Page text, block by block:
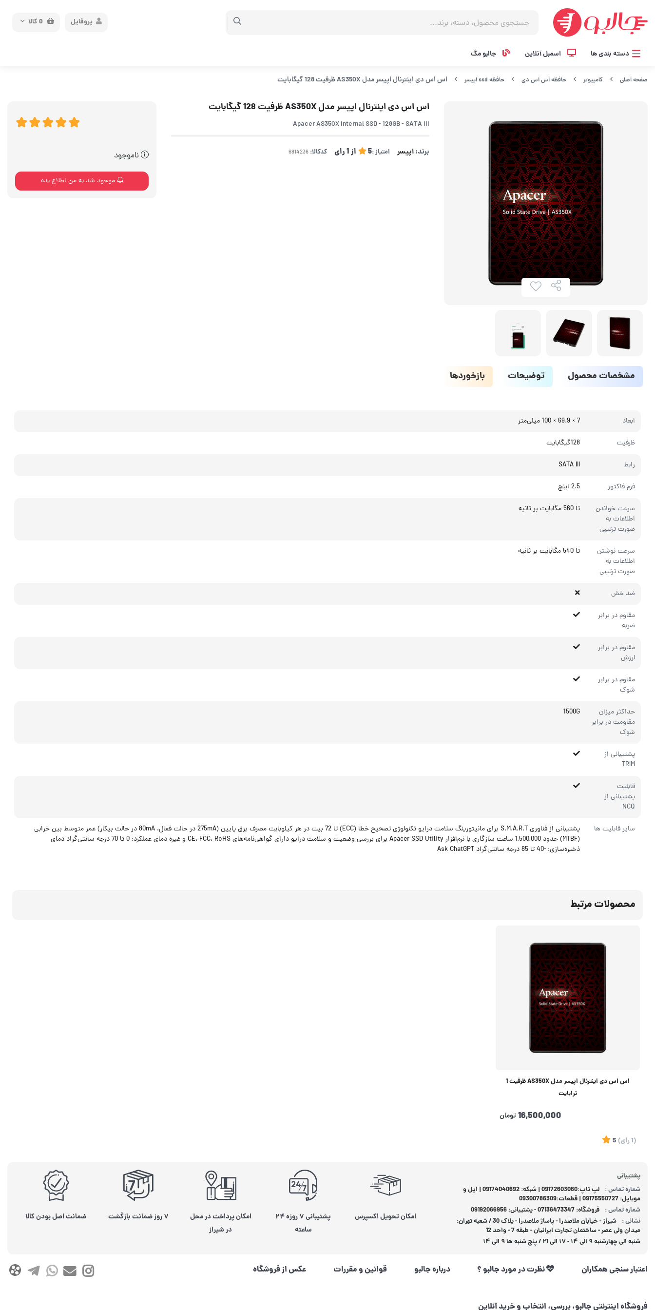
0کالا پروفایل
دسته بندی ها اسمبل آنلاین جالبو مگ
صفحه اصلی کامپیوتر حافظه اس اس دی حافظه ssd اپیسر اس اس دی اینترنال اپیسر مدل AS350X ظرفیت 128 گیگابایت
اس اس دی اینترنال اپیسر مدل AS350X ظرفیت 128 گیگابایت
Apacer AS350X Internal SSD - 128GB - SATA III
برند:اپیسر امتیاز :5 از1رای کدکالا: ناموجود
موجود شد به من اطلاع بده
مشخصات محصول توضیحات بازخوردها
ابعاد 7 × 69.9 × 100 میلی‌متر
ظرفیت 128گیگابایت
رابط SATA III
فرم فاکتور 2.5 اینچ
سرعت خواندن
اطلاعات به
صورت ترتیبی
تا 560 مگابایت بر ثانیه
سرعت نوشتن
اطلاعات به
صورت ترتیبی
تا 540 مگابایت بر ثانیه
ضد خش
مقاوم در برابر
ضربه
مقاوم در برابر
لرزش
مقاوم در برابر
شوک
حداکثر میزان
مقاومت در برابر
شوک
1500G
پشتیبانی از
TRIM
قابلیت
پشتیبانی از
NCQ
سایر قابلیت ها
پشتیبانی از فناوری S.M.A.R.T برای مانیتورینگ سلامت درایو تکنولوژی تصحیح خطا (ECC) تا 72 بیت در هر کیلوبایت مصرف برق پایین (275mA در حالت فعال، 80mA در حالت بیکار) عمر متوسط بین خرابی
(MTBF) حدود 1,500,000 ساعت سازگاری با نرم‌افزار Apacer SSD Utility برای بررسی وضعیت و سلامت درایو دارای گواهی‌نامه‌های CE، FCC، RoHS و غیره دمای عملکرد: 0 تا 70 درجه سانتی‌گراد دمای
ذخیره‌سازی: -40 تا 85 درجه سانتی‌گراد Ask ChatGPT
محصولات مرتبط
اس اس دی اینترنال اپیسر مدل AS350X ظرفیت 1
ترابایت
16,500,000 تومان
(1 رای)
5
پشتیبانی
شماره تماس :
لپ تاپ:09172603060 | شبکه: 09174040692 | اپل و
موبایل: 09175550727 | قطعات:09300786309
شماره تماس : فروشگاه: 07136473347 - پشتیبانی: 09192066956
نشانی :
شیراز - خیابان ملاصدرا - پاساژ ملاصدرا - پلاک 30 / شعبه تهران:
میدان ولی عصر - ساختمان تجارت ایرانیان - طبقه 7 - واحد 12
شنبه الی چهارشنبه ۹ الی ۱۴ - ۱۷ الی ۲1 / پنج شنبه ها ۹ الی ۱۴
امکان تحویل اکسپرس
پشتیبانی ۷ روزه ۲۴
ساعته
امکان پرداخت در محل
در شیراز
۷ روز ضمانت بازگشت ضمانت اصل بودن کالا
اعتبار سنجی همکاران نظرت در مورد جالبو ؟ درباره جالبو قوانین و مقررات عکس از فروشگاه
فروشگاه اینترنتی جالبو، بررسی، انتخاب و خرید آنلاین